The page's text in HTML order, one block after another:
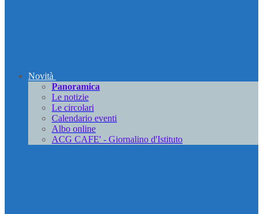
Novità
Panoramica
Le notizie
Le circolari
Calendario eventi
Albo online
ACG CAFE' - Giornalino d'Istituto